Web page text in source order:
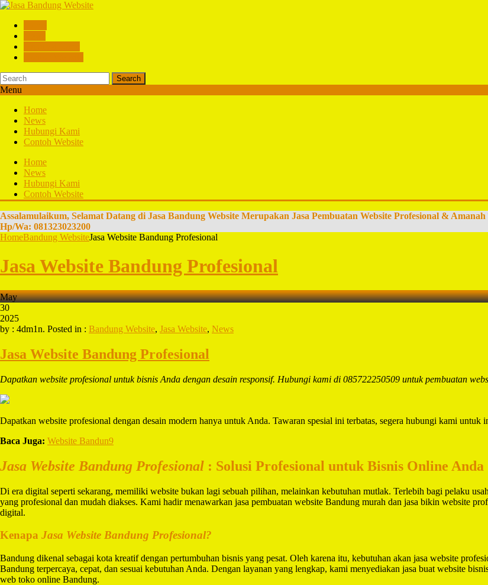
Search
Menu
Home
News
Hubungi Kami
Contoh Website
Home
News
Hubungi Kami
Contoh Website
Assalamulaikum, Selamat Datang di Jasa Bandung Website Merupakan Jasa Pembuatan Website Profesional &
Hp/Wa: 081323023200
HomeBandung WebsiteJasa Website Bandung Profesional
Jasa Website Bandung Profesional
May
30
2025
by : 4dm1n. Posted in : Bandung Website, Jasa Website, News
Jasa Website Bandung Profesional
Dapatkan website profesional untuk bisnis Anda dengan desain responsif. Hubungi kami di 085722250509 untuk pembuatan
Dapatkan website profesional dengan desain modern hanya untuk Anda. Tawaran spesial ini terbatas, segera hubungi kami untuk
Baca Juga: Website Bandun9
Jasa Website Bandung Profesional : Solusi Profesional untuk Bisnis Online Anda
Di era digital seperti sekarang, memiliki website bukan lagi sebuah pilihan, melainkan kebutuhan mutlak. Terlebih bagi pelaku
yang profesional dan mudah diakses. Kami hadir menawarkan jasa pembuatan website Bandung murah dan jasa bikin website
digital.
Kenapa Jasa Website Bandung Profesional?
Bandung dikenal sebagai kota kreatif dengan pertumbuhan bisnis yang pesat. Oleh karena itu, kebutuhan akan jasa website
Bandung terpercaya, cepat, dan sesuai kebutuhan Anda. Dengan layanan yang lengkap, kami menyediakan jasa buat website
web toko online Bandung.